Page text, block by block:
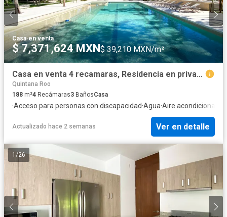
Casa·en venta
$ 7,371,624 MXN $ 39,210 MXN/m²
Casa en venta 4 recamaras, Residencia en privada, Playa del Carmen, Gran terreno, Casa familiar.
Quintana Roo
188 m²4 Recámaras3 BañosCasa
·Acceso para personas con discapacidad·Agua·Aire acondicionado
Actualizado hace 2 semanas Ver en detalle
1 /26